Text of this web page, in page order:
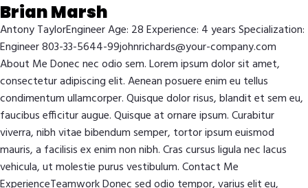
Brian Marsh
Antony TaylorEngineer Age: 28 Experience: 4 years Specialization:
Engineer 803-33-5644-99johnrichards@your-company.com
About Me Donec nec odio sem. Lorem ipsum dolor sit amet,
consectetur adipiscing elit. Aenean posuere enim eu tellus
condimentum ullamcorper. Quisque dolor risus, blandit et sem eu,
faucibus efficitur augue. Quisque at ornare ipsum. Curabitur
viverra, nibh vitae bibendum semper, tortor ipsum euismod
mauris, a facilisis ex enim non nibh. Cras cursus ligula nec lacus
vehicula, ut molestie purus vestibulum. Contact Me